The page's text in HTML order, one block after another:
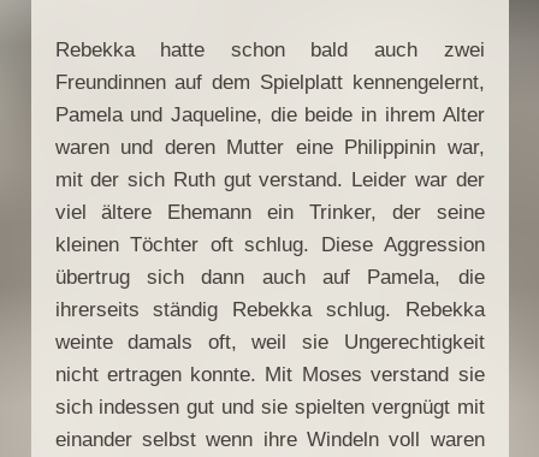
Rebekka hatte schon bald auch zwei
Freundinnen auf dem Spielplatt kennengelernt,
Pamela und Jaqueline, die beide in ihrem Alter
waren und deren Mutter eine Philippinin war,
mit der sich Ruth gut verstand. Leider war der
viel ältere Ehemann ein Trinker, der seine
kleinen Töchter oft schlug. Diese Aggression
übertrug sich dann auch auf Pamela, die
ihrerseits ständig Rebekka schlug. Rebekka
weinte damals oft, weil sie Ungerechtigkeit
nicht ertragen konnte. Mit Moses verstand sie
sich indessen gut und sie spielten vergnügt mit
einander selbst wenn ihre Windeln voll waren